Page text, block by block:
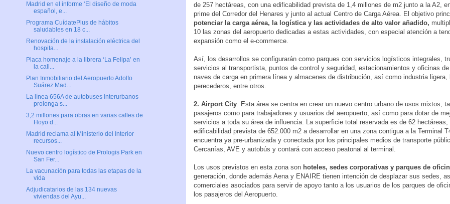
de 257 hectáreas, con una edificabilidad prevista de 1,4 millones de m2 junto a la A2,
prime del Corredor del Henares y junto al actual Centro de Carga Aérea. El objetivo
potenciar la carga aérea, la logística y las actividades de alto valor añadido,
10 las zonas del aeropuerto dedicadas a estas actividades, con especial atención a
expansión como el e-commerce.
Así, los desarrollos se configurarán como parques con servicios logísticos integrales,
servicios al transportista, puntos de control y seguridad, estacionamientos y oficinas
naves de carga en primera línea y almacenes de distribución, así como industria ligera,
perecederos, entre otros.
2. Airport City . Esta área se centra en crear un nuevo centro urbano de usos mixtos,
pasajeros como para trabajadores y usuarios del aeropuerto, así como para dotar de
servicios a toda su área de influencia. La superficie total reservada es de 62 hectáreas,
edificabilidad prevista de 652.000 m2 a desarrollar en una zona contigua a la Terminal
encuentra ya pre-urbanizada y conectada por los principales medios de transporte
Cercanías, AVE y autobús y contará con acceso peatonal al terminal.
Los usos previstos en esta zona son hoteles, sedes corporativas y parques de
generación, donde además Aena y ENAIRE tienen intención de desplazar sus sedes,
comerciales asociados para servir de apoyo tanto a los usuarios de los parques de
los pasajeros del Aeropuerto.
Madrid en el informe ‘El diseño de moda
español, e...
Programa CuídatePlus de hábitos
saludables en 18 c...
Renovación de la instalación eléctrica del
hospita...
Placa homenaje a la librera ‘La Felipa’ en
la call...
Plan Inmobiliario del Aeropuerto Adolfo
Suárez Mad...
La línea 656A de autobuses interurbanos
prolonga s...
3,2 millones para obras en varias calles de
Hoyo d...
Madrid reclama al Ministerio del Interior
recursos...
Nuevo centro logístico de Prologis Park en
San Fer...
La vacunación para todas las etapas de la
vida
Adjudicatarios de las 134 nuevas
viviendas del Ayu...